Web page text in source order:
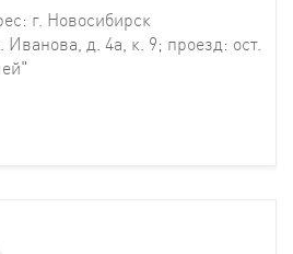
г. Новосибирск
Иванова, д. 4а, к. 9; проезд: ост.